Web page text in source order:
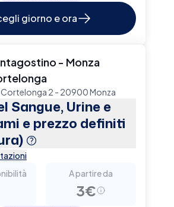
giorno e ora
- Monza
Cortelonga 2 - 20900 Monza
Sangue, Urine e
e prezzo definiti
A partire da
3€